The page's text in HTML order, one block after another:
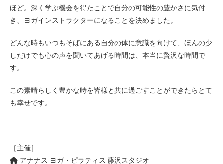
ほど。深く学ぶ機会を得たことで自分の可能性の豊かさに気付
き、ヨガインストラクターになることを決めました。
どんな時もいつもそばにある自分の体に意識を向けて、ほんの少
しだけでも心の声を聞いてあげる時間は、本当に贅沢な時間で
す。
この素晴らしく豊かな時を皆様と共に過ごすことができたらとて
も幸せです。
［主催］
アナナス ヨガ・ピラティス 藤沢スタジオ